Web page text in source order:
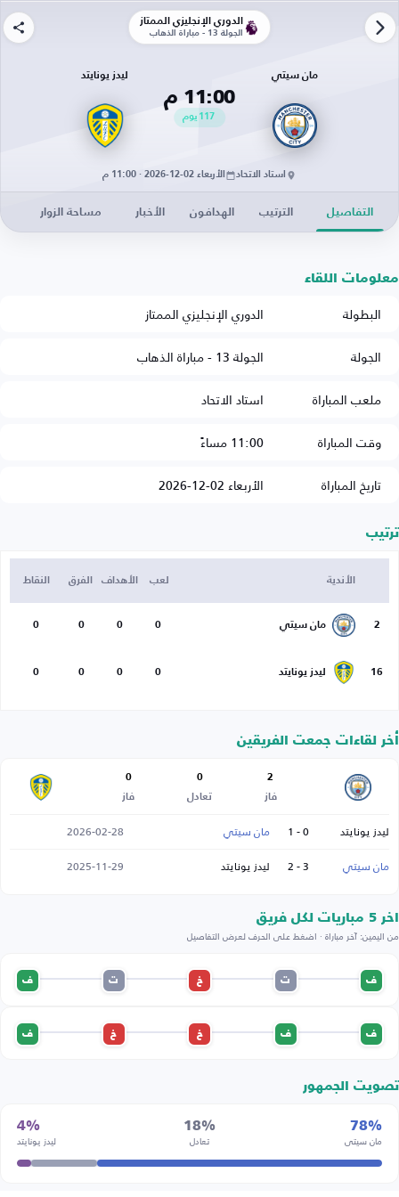
الدوري الإنجليزي الممتاز
الجولة 13 - مباراة الذهاب
مان سيتي
11:00 م
117 يوم
ليدز يونايتد
استاد الاتحاد الأربعاء 02-12-2026 · 11:00 م
التفاصيل الترتيب الهدافون الأخبار مساحة الزوار
معلومات اللقاء
البطولة
الدوري الإنجليزي الممتاز
الجولة
الجولة 13 - مباراة الذهاب
ملعب المباراة
استاد الاتحاد
وقت المباراة
11:00 مساءً
تاريخ المباراة
الأربعاء 02-12-2026
ترتيب
الأندية لعب الأهداف الفرق النقاط
2 مان سيتي 0
0
0
0
16 ليدز يونايتد 0
0
0
0
أخر لقاءات جمعت الفريقين
2
فاز
0
تعادل
0
فاز
ليدز يونايتد 0 - 1 مان سيتي
2026-02-28
مان سيتي
3 - 2 ليدز يونايتد 2025-11-29
اخر 5 مباريات لكل فريق
من اليمين: آخر مباراة · اضغط على الحرف لعرض التفاصيل
ف ت خ ت ف
ف ف خ خ ف
تصويت الجمهور
78%
مان سيتي
18%
تعادل
4%
ليدز يونايتد